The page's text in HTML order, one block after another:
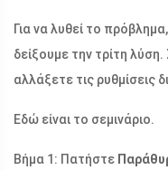
Για να λυθεί το
δείξουμε την τρίτη
αλλάξετε τις ρυθμίσεις
Εδώ είναι το σεμινάριο.
Βήμα 1: Πατήστε